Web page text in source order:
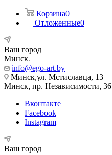
Корзина0
Отложенные0
Ваш город
Минск
info@ego-art.by
Минск,ул. Мстиславца, 13
Минск, пр. Независимости, 36
Вконтакте
Facebook
Instagram
Ваш город